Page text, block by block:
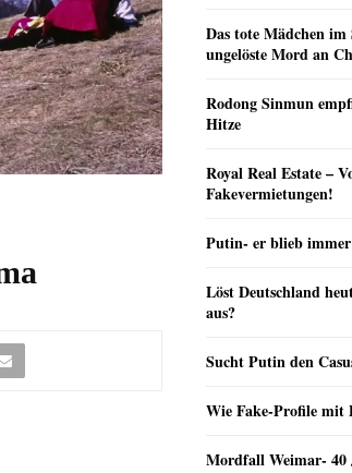
Das tote Mädchen im
ungelöste Mord an
Rodong Sinmun
Hitze
Royal Real Estate –
Fakevermietungen!
Putin- er blieb
Löst Deutschland
aus?
Sucht Putin den
Wie Fake-Profile mit
Mordfall Weimar- 40